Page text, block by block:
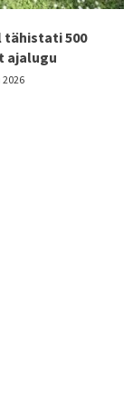
tähistati 500
ajalugu